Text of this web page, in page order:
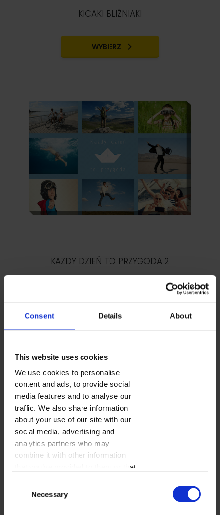
Consent Details About
This website uses cookies
We use cookies to personalise
content and ads, to provide social
media features and to analyse our
traffic. We also share information
about your use of our site with our
social media, advertising and
analytics partners who may
combine it with other information
that you’ve provided to them or that
their services.
SelectionNecessary
KICAKI BLIŹNIAKI
WYBIERZ
KAŻDY DZIEŃ TO PRZYGODA 2